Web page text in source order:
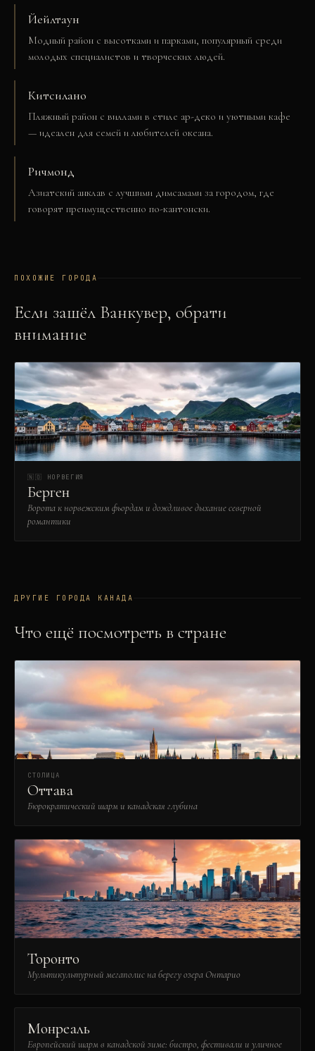
Йейлтаун
Модный район с высотками и парками, популярный среди
молодых специалистов и творческих людей.
Китсилано
Пляжный район с виллами в стиле ар-деко и уютными кафе
— идеален для семей и любителей океана.
Ричмонд
Азиатский анклав с лучшими димсамами за городом, где
говорят преимущественно по-кантонски.
ПОХОЖИЕ ГОРОДА
Если зашёл Ванкувер, обрати
внимание
🇳🇴 НОРВЕГИЯ
Берген
Ворота к норвежским фьордам и дождливое дыхание северной
романтики
ДРУГИЕ ГОРОДА КАНАДА
Что ещё посмотреть в стране
СТОЛИЦА
Оттава
Бюрократический шарм и канадская глубина
Торонто
Мультикультурный мегаполис на берегу озера Онтарио
Монреаль
Европейский шарм в канадской зиме: бистро, фестивали и уличное